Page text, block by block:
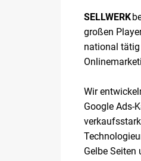
SELLWERK
großen
national tätig
Wir
Google Ads-
Gelbe Seiten